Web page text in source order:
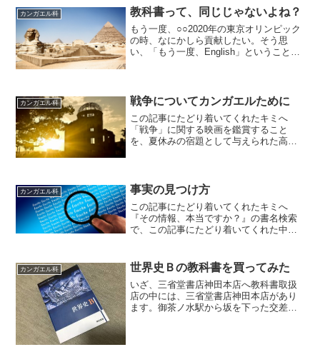
カンガエル科 教科書って、同じじゃないよね？
もう一度、○○2020年の東京オリンピック
の時、なにかしら貢献したい。そう思
い、「もう一度、English」ということ
す。日本を...
カンガエル科 戦争についてカンガエルために
この記事にたどり着いてくれたキミへ
「戦争」に関する映画を鑑賞すること
を、夏休みの宿題として与えられた高校
この記事が少しでも役に立てば...
カンガエル科 事実の見つけ方
この記事にたどり着いてくれたキミへ
『その情報、本当ですか？』の書名検索
で、この記事にたどり着いてくれた中学
関心のあるキミは、この記事に少しだけ
立ち寄ってください。東大入...
カンガエル科 世界史Ｂの教科書を買ってみた
いざ、三省堂書店神田本店へ教科書取扱
店の中には、三省堂書店神田本店があり
ます。御茶ノ水駅から坂を下った交差点